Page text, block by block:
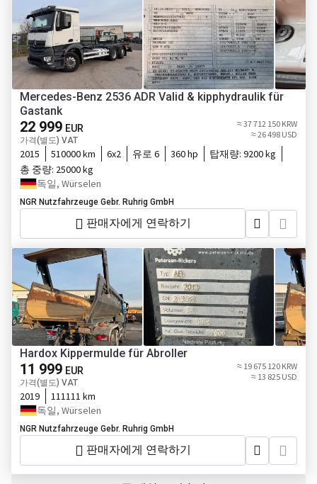
Mercedes-Benz 2536 ADR Valid & kipphydraulik für
Gastank
22 999 EUR
가격(별도) VAT
≈ 37 712 150 KRW
≈ 26 498 USD
2015 510000 km 6x2 유로 6 360 hp 탑재량: 9200 kg
총 중량: 25000 kg
독일, Würselen
NGR Nutzfahrzeuge Gebr. Ruhrig GmbH
판매자에게 연락하기
Hardox Kippermulde für Abroller
11 999 EUR
가격(별도) VAT
≈ 19 675 120 KRW
≈ 13 825 USD
2019
111111 km
독일, Würselen
NGR Nutzfahrzeuge Gebr. Ruhrig GmbH
판매자에게 연락하기